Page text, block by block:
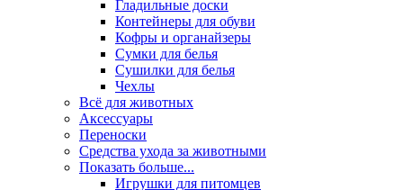
Гладильные доски
Контейнеры для обуви
Кофры и органайзеры
Сумки для белья
Сушилки для белья
Чехлы
Всё для животных
Аксесcуары
Переноски
Средства ухода за животными
Показать больше...
Игрушки для питомцев